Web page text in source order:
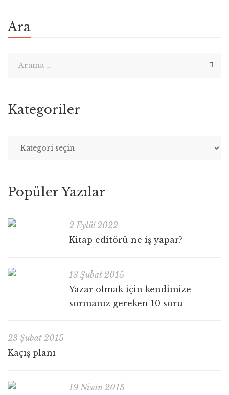
Ara
Kategoriler
Popüler Yazılar
2 Eylül 2022
Kitap editörü ne iş yapar?
13 Şubat 2015
Yazar olmak için kendimize
sormanız gereken 10 soru
23 Şubat 2015
Kaçış planı
19 Nisan 2015